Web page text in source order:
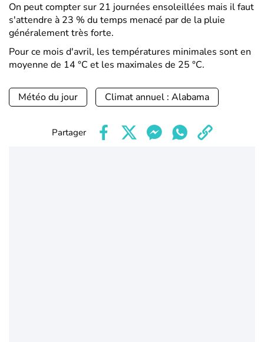
On peut compter sur 21 journées ensoleillées mais il faut
s'attendre à 23 % du temps menacé par de la pluie
généralement très forte.
Pour ce mois d'avril, les températures minimales sont en
moyenne de 14 °C et les maximales de 25 °C.
Météo du jour Climat annuel : Alabama
Partager